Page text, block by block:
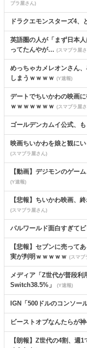
ブラ屋さん)
ドラクエモンスターズ4、
英語圏の人が「まず日本
ってたんやが… (スマブラ屋
めっちゃカメレオンさん
しまうｗｗｗｗ (Y速報)
デートでちいかわの映画
ｗｗｗｗｗｗｗ (スマブラ屋
ゴールデンカムイ公式、
映画ちいかわを娘と観に
(スマブラ屋さん)
【動画】デジモンのゲー
(Y速報)
【悲報】ちいかわ映画、
(スマブラ屋さん)
パルワールド面白すぎて
【悲報】セブンに売って
実が判明ｗｗｗｗｗ (スマブ
メディア「Z世代が普段利
Switch38.5%」
(Y速報)
IGN「500ドルのコンソー
ビーストオブなんたらが
【朗報】Z世代の4割、週